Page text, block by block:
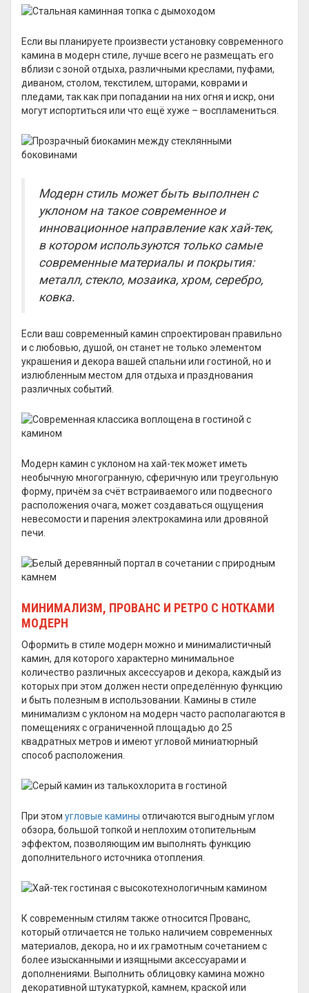
Если вы планируете произвести установку современного
камина в модерн стиле, лучше всего не размещать его
вблизи с зоной отдыха, различными креслами, пуфами,
диваном, столом, текстилем, шторами, коврами и
пледами, так как при попадании на них огня и искр, они
могут испортиться или что ещё хуже – воспламениться.
Модерн стиль может быть выполнен с
уклоном на такое современное и
инновационное направление как хай-тек,
в котором используются только самые
современные материалы и покрытия:
металл, стекло, мозаика, хром, серебро,
ковка.
Если ваш современный камин спроектирован правильно
и с любовью, душой, он станет не только элементом
украшения и декора вашей спальни или гостиной, но и
излюбленным местом для отдыха и празднования
различных событий.
Модерн камин с уклоном на хай-тек может иметь
необычную многогранную, сферичную или треугольную
форму, причём за счёт встраиваемого или подвесного
расположения очага, может создаваться ощущения
невесомости и парения электрокамина или дровяной
печи.
МИНИМАЛИЗМ, ПРОВАНС И РЕТРО С НОТКАМИ
МОДЕРН
Оформить в стиле модерн можно и минималистичный
камин, для которого характерно минимальное
количество различных аксессуаров и декора, каждый из
которых при этом должен нести определённую функцию
и быть полезным в использовании. Камины в стиле
минимализм с уклоном на модерн часто располагаются в
помещениях с ограниченной площадью до 25
квадратных метров и имеют угловой миниатюрный
способ расположения.
При этом угловые камины отличаются выгодным углом
обзора, большой топкой и неплохим отопительным
эффектом, позволяющим им выполнять функцию
дополнительного источника отопления.
К современным стилям также относится Прованс,
который отличается не только наличием современных
материалов, декора, но и их грамотным сочетанием с
более изысканными и изящными аксессуарами и
дополнениями. Выполнить облицовку камина можно
декоративной штукатуркой, камнем, краской или